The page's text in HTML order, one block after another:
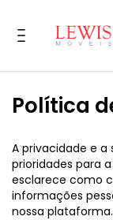
Política
A privacidade e a
prioridades para
esclarece como
informações
nossa plataforma.